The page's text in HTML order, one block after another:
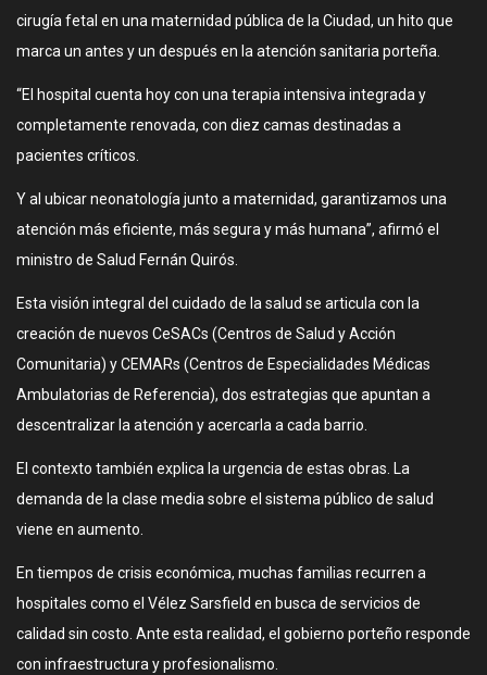
cirugía fetal en una maternidad pública de la Ciudad, un hito que
marca un antes y un después en la atención sanitaria porteña.
“El hospital cuenta hoy con una terapia intensiva integrada y
completamente renovada, con diez camas destinadas a
pacientes críticos.
Y al ubicar neonatología junto a maternidad, garantizamos una
atención más eficiente, más segura y más humana”, afirmó el
ministro de Salud Fernán Quirós.
Esta visión integral del cuidado de la salud se articula con la
creación de nuevos CeSACs (Centros de Salud y Acción
Comunitaria) y CEMARs (Centros de Especialidades Médicas
Ambulatorias de Referencia), dos estrategias que apuntan a
descentralizar la atención y acercarla a cada barrio.
El contexto también explica la urgencia de estas obras. La
demanda de la clase media sobre el sistema público de salud
viene en aumento.
En tiempos de crisis económica, muchas familias recurren a
hospitales como el Vélez Sarsfield en busca de servicios de
calidad sin costo. Ante esta realidad, el gobierno porteño responde
con infraestructura y profesionalismo.